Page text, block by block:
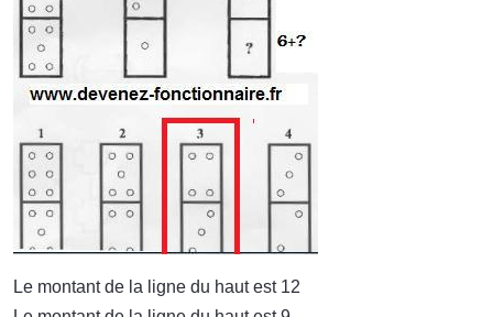
Le montant de la ligne du haut est 12